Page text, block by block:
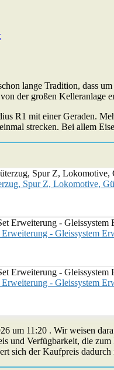
lange Tradition, dass
der großen Kelleranlage
R1 mit einer Geraden.
strecken. Bei allem
Spur Z, Lokomotive,
- Gleissystem
- Gleissystem
um 11:20 . Wir weisen
und Verfügbarkeit, die
sich der Kaufpreis dadurch